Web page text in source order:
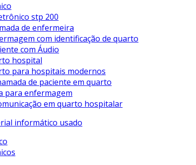
stp 200
de enfermeira
com identificação de quarto
com Áudio
hospital
para hospitais modernos
de paciente em quarto
para enfermagem
em quarto hospitalar
informático usado